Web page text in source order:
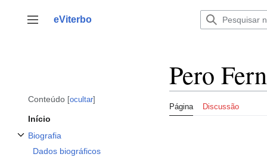
para
Alternar barra lateral
eViterbo
Conteúdo ocultar
Início
Biografia
Dados biográficos
Pero
Página Discussão